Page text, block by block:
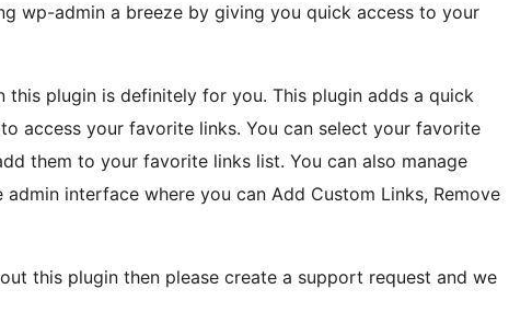
wp-admin a breeze by giving you quick access to your
this plugin is definitely for you. This plugin adds a quick
access your favorite links. You can select your favorite
them to your favorite links list. You can also manage
interface where you can Add Custom Links, Remove
this plugin then please create a support request and we